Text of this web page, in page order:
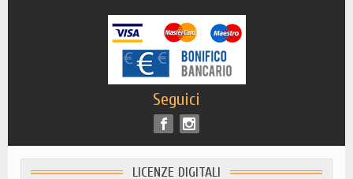
Seguici
LICENZE DIGITALI